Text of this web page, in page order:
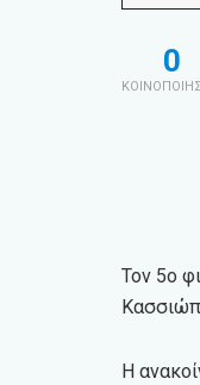
0
Τον 5ο
Η